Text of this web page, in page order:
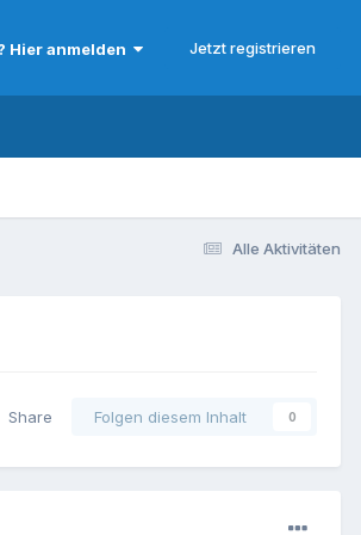
Hier anmelden Jetzt registrieren
Alle Aktivitäten
Share Folgen diesem Inhalt 0